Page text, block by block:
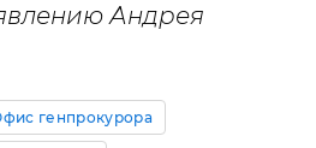
Андрея
генпрокурора